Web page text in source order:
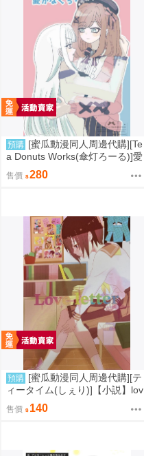
預購 [蜜瓜動漫同人周邊代購][Te
a Donuts Works(傘灯ろーる)]愛
がなくちゃ(彩虹社)(同人誌)
售價 280
預購 [蜜瓜動漫同人周邊代購][テ
ィータイム(しぇり)]【小説】lov
eletter(2.5次元的誘惑)(同人誌)
售價 140